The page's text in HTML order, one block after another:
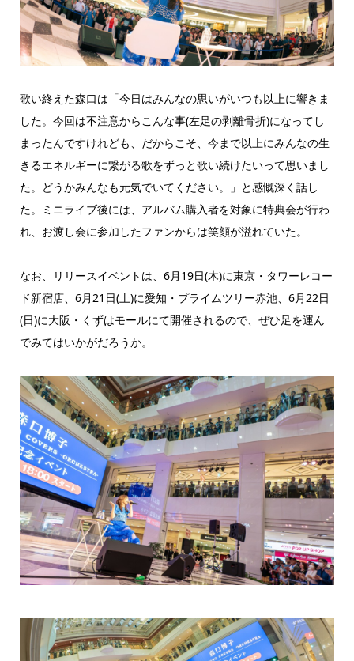
歌い終えた森口は「今日はみんなの思いがいつも以上に響きま
した。今回は不注意からこんな事(左足の剥離骨折)になってし
まったんですけれども、だからこそ、今まで以上にみんなの生
きるエネルギーに繋がる歌をずっと歌い続けたいって思いまし
た。どうかみんなも元気でいてください。」と感慨深く話し
た。ミニライブ後には、アルバム購入者を対象に特典会が行わ
れ、お渡し会に参加したファンからは笑顔が溢れていた。
なお、リリースイベントは、6月19日(木)に東京・タワーレコー
ド新宿店、6月21日(土)に愛知・プライムツリー赤池、6月22日
(日)に大阪・くずはモールにて開催されるので、ぜひ足を運ん
でみてはいかがだろうか。